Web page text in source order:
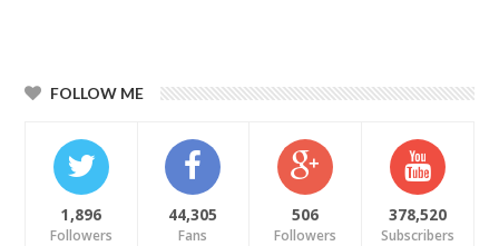
FOLLOW ME
1,896
Followers
44,305
Fans
506
Followers
378,520
Subscribers